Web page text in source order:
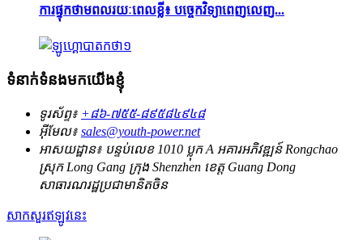
ការផ្ទុកថាមពលរយៈពេលខ្លី៖ បច្ចេកវិទ្យាពេញលេញ...
ទំនាក់ទំនងមកយើងខ្ញុំ
ទូរស័ព្ទ៖ +៨៦-៧៥៥-៨៩៥៨៤៩៤៨
អ៊ីមែល៖ sales@youth-power.net
អាសយដ្ឋាន៖ បន្ទប់លេខ 1010 ប្លុក A អគារអភិវឌ្ឍន៍ Rongchao
ស្រុក Long Gang ក្រុង Shenzhen ខេត្ត Guang Dong
សាធារណរដ្ឋប្រជាមានិតចិន
សាកសួរឥឡូវនេះ